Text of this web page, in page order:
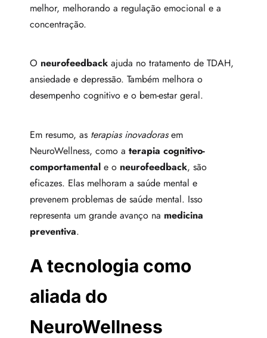
melhor, melhorando a regulação emocional e a
concentração.
O neurofeedback ajuda no tratamento de TDAH,
ansiedade e depressão. Também melhora o
desempenho cognitivo e o bem-estar geral.
Em resumo, as terapias inovadorasem
NeuroWellness, como a terapia cognitivo-
comportamental e o neurofeedback, são
eficazes. Elas melhoram a saúde mental e
prevenem problemas de saúde mental. Isso
representa um grande avanço na medicina
preventiva.
A tecnologia como
aliada do
NeuroWellness